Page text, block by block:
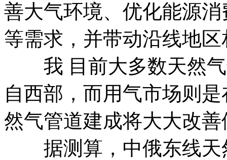
善大气环境、优化能源
等需求，并带动沿线地
我 目前大多数天然气
自西部，而用气市场则
然气管道建成将大大改
据测算，中俄东线天